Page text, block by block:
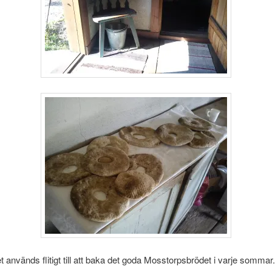
används flitigt till att baka det goda Mosstorpsbrödet i varje sommar.